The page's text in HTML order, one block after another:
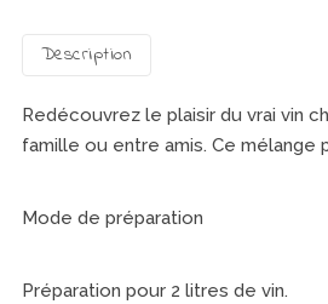
chaud
Description
Redécouvrez le plaisir du vrai vin
famille ou entre amis. Ce
Mode de préparation
Préparation pour 2 litres de vin.